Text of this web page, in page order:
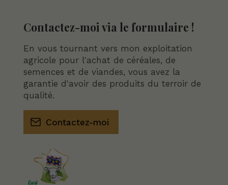
Contactez-moi via le formulaire !
En vous tournant vers mon exploitation
agricole pour l'achat de céréales, de
semences et de viandes, vous avez la
garantie d'avoir des produits du terroir de
qualité.
Contactez-moi